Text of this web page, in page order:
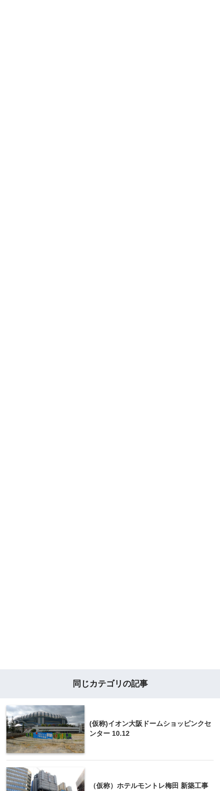
同じカテゴリの記事
(仮称)イオン大阪ドームショッピンクセ
ンター 10.12
（仮称）ホテルモントレ梅田 新築工事